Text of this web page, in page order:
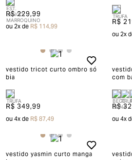
R$ 229,99
ou2x deR$ 114,99 R$
ou2x
vestido tricot curto ombro só
bia
R$ 349,99
ou4x deR$ 87,49
com
R$
ou4x
vestido yasmin curto manga